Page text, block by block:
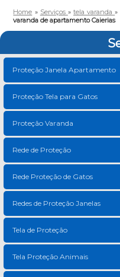
Home » Serviços »tela varanda»
varanda de apartamento Caierias
Proteção Janela Apartamento
Proteção Tela para Gatos
Proteção Varanda
Rede de Proteção
Rede Proteção de Gatos
Redes de Proteção Janelas
Tela de Proteção
Tela Proteção Animais